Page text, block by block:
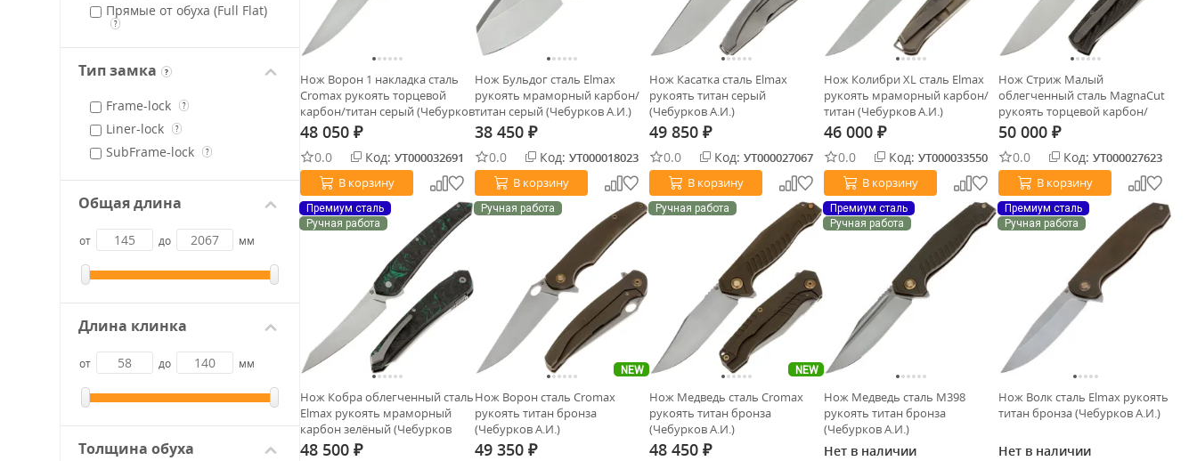
Прямые от обуха (Full Flat)
?
Тип замка ?
Frame-lock ?
Liner-lock ?
SubFrame-lock ?
Общая длина
от до мм
Длина клинка
от до мм
Толщина обуха
Нож Ворон 1 накладка сталь
Cromax рукоять торцевой
карбон/титан серый (Чебурков
А.И.)
48 050 ₽
0.0 Код: УТ000032691
В корзину
Нож Бульдог сталь Elmax
рукоять мраморный карбон/
титан серый (Чебурков А.И.)
38 450 ₽
0.0 Код: УТ000018023
В корзину
Нож Касатка сталь Elmax
рукоять титан серый
(Чебурков А.И.)
49 850 ₽
0.0 Код: УТ000027067
В корзину
Нож Колибри XL сталь Elmax
рукоять мраморный карбон/
титан (Чебурков А.И.)
46 000 ₽
0.0 Код: УТ000033550
В корзину
Нож Стриж Малый
облегченный сталь MagnaCut
рукоять торцевой карбон/
титан серый (Чебурков А.И.)
50 000 ₽
0.0 Код: УТ000027623
В корзину
Премиум сталь
Ручная работа
Нож Кобра облегченный сталь
Elmax рукоять мраморный
карбон зелёный (Чебурков
А.И.)
48 500 ₽
Ручная работа
NEW
Нож Ворон сталь Cromax
рукоять титан бронза
(Чебурков А.И.)
49 350 ₽
Ручная работа
NEW
Нож Медведь сталь Cromax
рукоять титан бронза
(Чебурков А.И.)
48 450 ₽
Премиум сталь
Ручная работа
Нож Медведь сталь M398
рукоять титан бронза
(Чебурков А.И.)
Нет в наличии
Премиум сталь
Ручная работа
Нож Волк сталь Elmax рукоять
титан бронза (Чебурков А.И.)
Нет в наличии